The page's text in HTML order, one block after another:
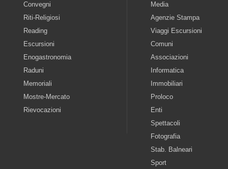
Convegni
Riti-Religiosi
Reading
Escursioni
Enogastronomia
Raduni
Memoriali
Mostre-Mercato
Rievocazioni
Media
Agenzie Stampa
Viaggi Escursioni
Comuni
Associazioni
Informatica
Immobiliari
Proloco
Enti
Spettacoli
Fotografia
Stab. Balneari
Sport